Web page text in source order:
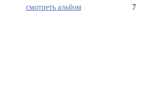
смотреть альбом 7